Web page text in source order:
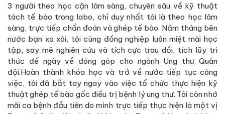
3 người theo học cận lâm sàng, chuyên sâu về kỹ thuật
tách tế bào trong labo, chỉ duy nhất tôi là theo học lâm
sàng, trực tiếp chẩn đoán và ghép tế bào. Năm tháng bên
nước bạn xa xôi, tôi cùng đồng nghiệp luôn miệt mài học
tập, say mê nghiên cứu và tích cực trau dồi, tích lũy tri
thức để ngày về đóng góp cho ngành Ung thư Quân
đội.Hoàn thành khóa học và trở về nước tiếp tục công
việc, tôi đã bắt tay ngay vào việc tổ chức thực hiện kỹ
thuật ghép tế bào gốc điều trị bệnh lý ung thư. Tôi còn nhớ
mãi ca bệnh đầu tiên do mình trực tiếp thực hiện là một vị